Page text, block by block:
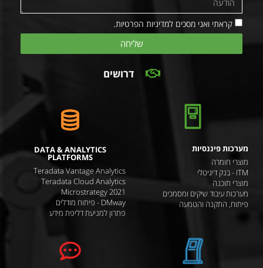
קראתי ואני מסכים למדיניות הפרטיות.
שליחה
דרושים
מערכות פיננסיות
מוצרי חומרה
ITM - בנק דיגיטלי
מוצרי תוכנה
מערכות עיבוד שיקים ומסמכים
פיתוח, התקנה והטמעה
DATA & ANALYTICS
PLATFORMS
Teradata Vantage Analytics
Teradata Cloud Analytics
Microstrategy 2021
DMway - פיתוח מודלים
פתרון למניעת דליפת מידע